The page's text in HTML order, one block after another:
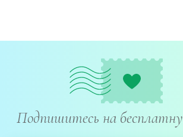
Подпишитесь на